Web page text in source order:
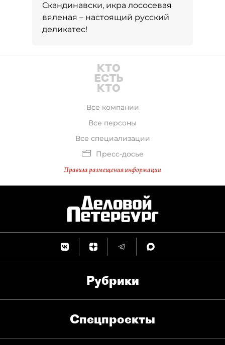
Скандинавски, икра лососевая
вяленая – настоящий русский
деликатес!
Все компании
Все персоны
Все специализации
Пресс-досье
Правила размещения информации
Рубрики
Спец­проекты